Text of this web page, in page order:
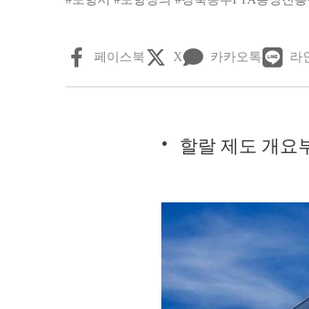
페이스북 X 카카오톡 라
할랄 제도 개요